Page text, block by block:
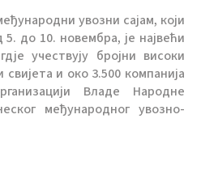
увозни сајам, који
до 10. новембра, је највећи
учествују бројни високи
и око 3.500 компанија
Владе Народне
међународног увозно-